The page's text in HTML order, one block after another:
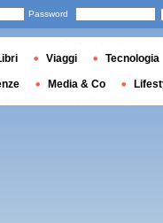
Password
Viaggi Tecnologia
Media & Co